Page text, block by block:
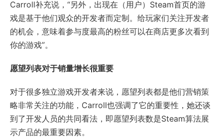
Carroll补充说，“另外，出现在（用户）Steam首页的游
戏是基于他们观众的开发者而定制。给玩家们关注开发者
的机会，意味着参与度最高的粉丝可以在商店更多次看到
你的游戏”。
愿望列表对于销量增长很重要
对于很多独立游戏开发者来说，愿望列表都是他们营销策
略非常关注的功能，Carroll也强调了它的重要性，她还谈
到了开发人员的共同看法，即愿望列表数是Steam算法展
示产品的最重要因素。